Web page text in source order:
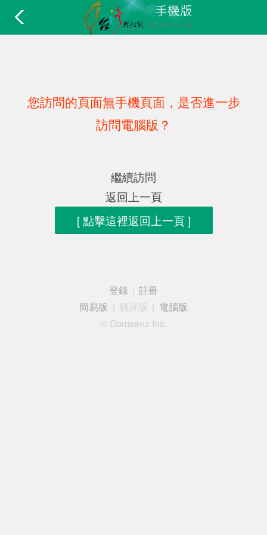
您訪問的頁面無手機頁面，是否進一步
訪問電腦版？
繼續訪問
返回上一頁
[ 點擊這裡返回上一頁 ]
登錄
註冊
簡易版
觸屏版
電腦版
© Comsenz Inc.